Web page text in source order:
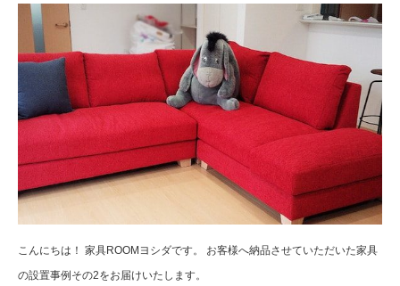
こんにちは！ 家具ROOMヨシダです。 お客様へ納品させていただいた家具
の設置事例その2をお届けいたします。